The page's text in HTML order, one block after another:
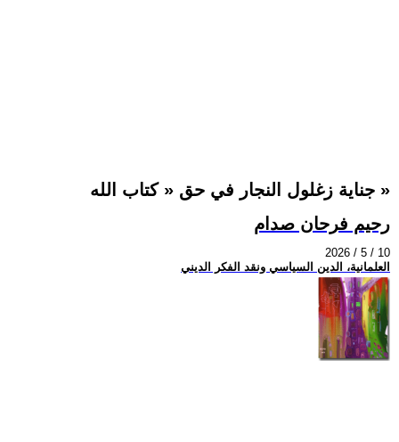
جناية زغلول النجار في حق « كتاب الله »
رحيم فرحان صدام
2026 / 5 / 10
العلمانية، الدين السياسي ونقد الفكر الديني